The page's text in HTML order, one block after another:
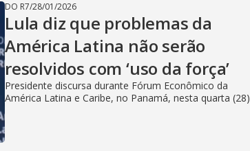
DO R7/28/01/2026
Lula diz que problemas da
América Latina não serão
resolvidos com ‘uso da força’
Presidente discursa durante Fórum Econômico da
América Latina e Caribe, no Panamá, nesta quarta (28)